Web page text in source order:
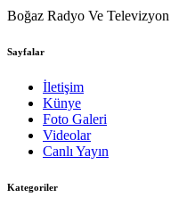
Boğaz Radyo Ve Televizyon
Sayfalar
İletişim
Künye
Foto Galeri
Videolar
Canlı Yayın
Kategoriler